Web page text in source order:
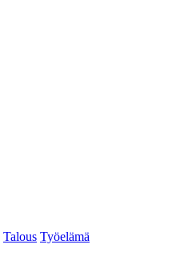
Talous Työelämä